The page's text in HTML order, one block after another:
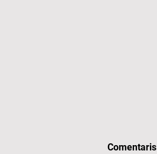
Comentaris